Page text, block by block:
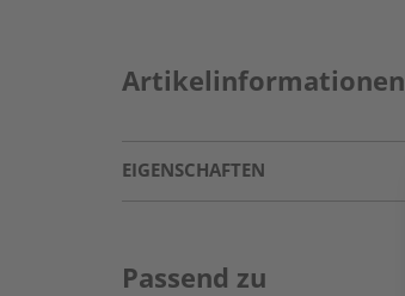
Artikelinformationen
EIGENSCHAFTEN
Passend zu